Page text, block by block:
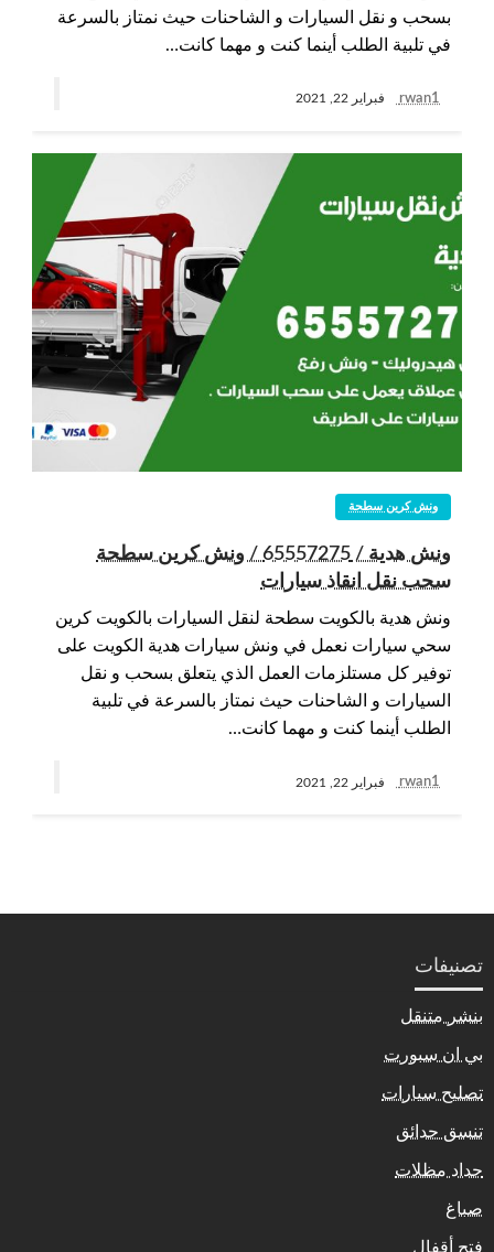
بسحب و نقل السيارات و الشاحنات حيث نمتاز بالسرعة
في تلبية الطلب أينما كنت و مهما كانت…
rwan1 فبراير 22, 2021
ونش كرين سطحة
ونش هدية / 65557275 / ونش كرين سطحة
سحب نقل انقاذ سيارات
ونش هدية بالكويت سطحة لنقل السيارات بالكويت كرين
سحي سيارات نعمل في ونش سيارات هدية الكويت على
توفير كل مستلزمات العمل الذي يتعلق بسحب و نقل
السيارات و الشاحنات حيث نمتاز بالسرعة في تلبية
الطلب أينما كنت و مهما كانت…
rwan1 فبراير 22, 2021
تصنيفات
بنشر متنقل
بي ان سبورت
تصليح سيارات
تنسق حدائق
حداد مظلات
صباغ
فتح أقفال